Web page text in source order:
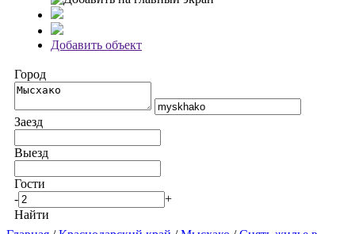
Добавить объект
Город
Заезд
Выезд
Гости
-
+
Найти